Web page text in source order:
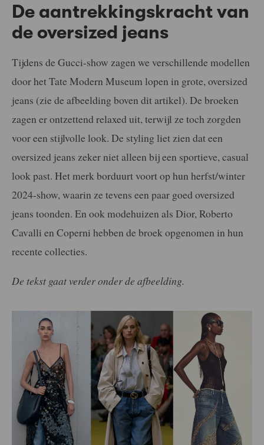
De aantrekkingskracht van
de oversized jeans
Tijdens de Gucci-show zagen we verschillende modellen
door het Tate Modern Museum lopen in grote, oversized
jeans (zie de afbeelding boven dit artikel). De broeken
zagen er ontzettend relaxed uit, terwijl ze toch zorgden
voor een stijlvolle look. De styling liet zien dat een
oversized jeans zeker niet alleen bij een sportieve, casual
look past. Het merk borduurt voort op hun herfst/winter
2024-show, waarin ze tevens een paar goed oversized
jeans toonden. En ook modehuizen als Dior, Roberto
Cavalli en Coperni hebben de broek opgenomen in hun
recente collecties.
De tekst gaat verder onder de afbeelding.